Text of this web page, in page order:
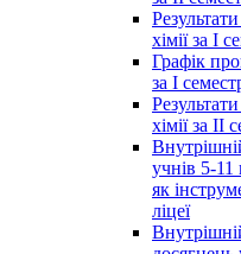
хімії за І
Графік
за І
хімії за
учнів 5-11
як
ліцеї